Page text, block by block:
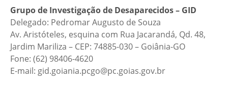
Grupo de Investigação de Desaparecidos – GID
Delegado: Pedromar Augusto de Souza
Av. Aristóteles, esquina com Rua Jacarandá, Qd. 48,
Jardim Mariliza – CEP: 74885-030 – Goiânia-GO
Fone: (62) 98406-4620
E-mail: gid.goiania.pcgo@pc.goias.gov.br